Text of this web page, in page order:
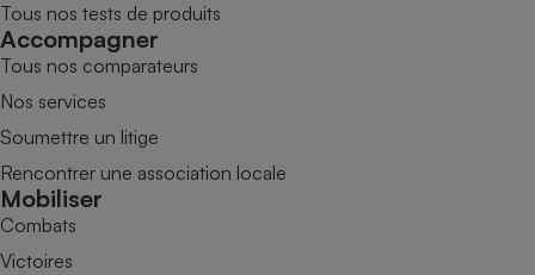
Tous nos tests de produits
Accompagner
Tous nos comparateurs
Nos services
Soumettre un litige
Rencontrer une association locale
Mobiliser
Combats
Victoires